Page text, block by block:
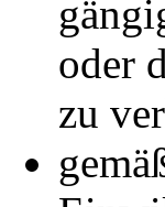
oder
zu